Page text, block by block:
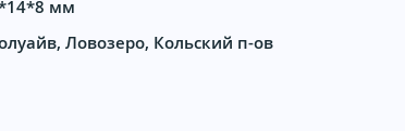
мм
Ловозеро, Кольский п-ов